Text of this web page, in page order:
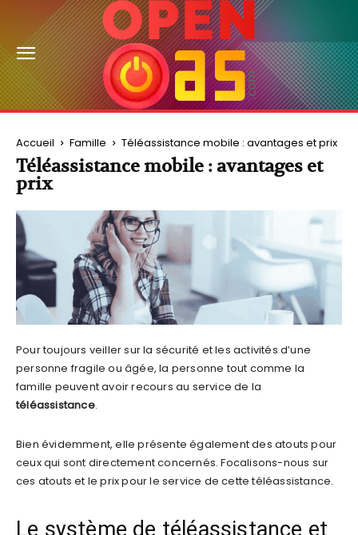
Accueil Famille Téléassistance mobile : avantages et prix
Téléassistance mobile : avantages et
prix
Pour toujours veiller sur la sécurité et les activités d’une
personne fragile ou âgée, la personne tout comme la
famille peuvent avoir recours au service de la
téléassistance.
Bien évidemment, elle présente également des atouts pour
ceux qui sont directement concernés. Focalisons-nous sur
ces atouts et le prix pour le service de cette téléassistance.
Le système de téléassistance et